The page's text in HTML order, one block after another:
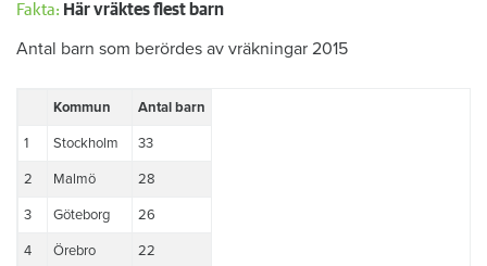
Fakta: Här vräktes flest barn
Antal barn som berördes av vräkningar 2015
Kommun Antal barn
1 Stockholm 33
2 Malmö 28
3 Göteborg 26
4 Örebro 22